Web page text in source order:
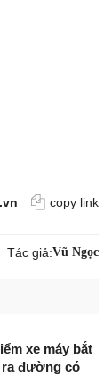
copy link
Tác giả:Vũ Ngọc
xe máy bắt
đường có